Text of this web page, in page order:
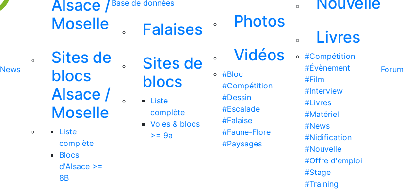
News
Alsace /
Moselle
Sites de
blocs
Alsace /
Moselle
Liste
complète
Blocs
d'Alsace >=
8B
Base de données
Falaises
Sites de
blocs
Liste
complète
Voies & blocs
>= 9a
Photos
Vidéos
#Bloc
#Compétition
#Dessin
#Escalade
#Falaise
#Faune-Flore
#Paysages
Livres
#Compétition
#Évènement
#Film
#Interview
#Livres
#Matériel
#News
#Nidification
#Nouvelle
#Offre d'emploi
#Stage
#Training
Forum